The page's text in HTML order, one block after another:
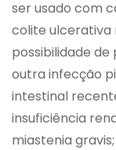
ser usado com
colite ulcerativa
possibilidade
outra infecção
intestinal
insuficiência
miastenia